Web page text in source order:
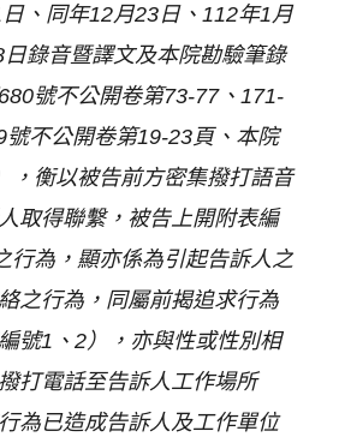
、同年12月23日、112年1月
錄音暨譯文及本院勘驗筆錄
號不公開卷第73-77、171-
不公開卷第19-23頁、本院
，衡以被告前方密集撥打語音
取得聯繫，被告上開附表編
行為，顯亦係為引起告訴人之
之行為，同屬前揭追求行為
號1、2），亦與性或性別相
打電話至告訴人工作場所
為已造成告訴人及工作單位